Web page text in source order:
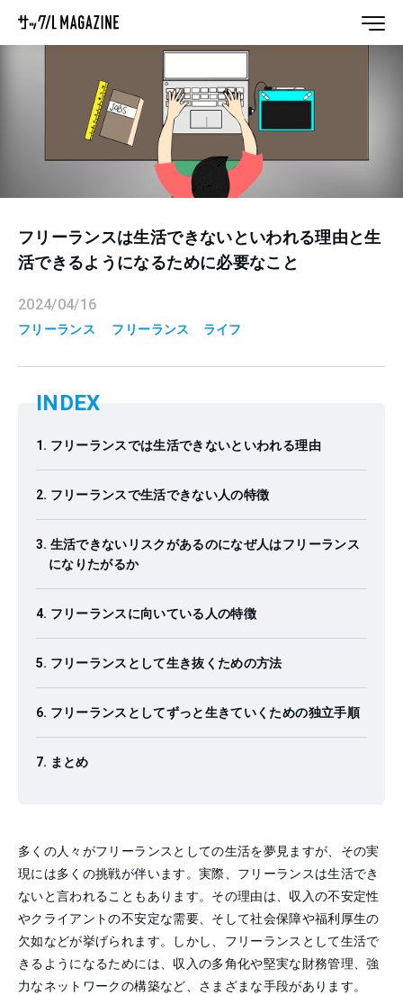
フリーランスは生活できないといわれる理由と生
活できるようになるために必要なこと
2024/04/16
フリーランス フリーランス ライフ
INDEX
フリーランスでは生活できないといわれる理由
フリーランスで生活できない人の特徴
生活できないリスクがあるのになぜ人はフリーランス
になりたがるか
フリーランスに向いている人の特徴
フリーランスとして生き抜くための方法
フリーランスとしてずっと生きていくための独立手順
まとめ
多くの人々がフリーランスとしての生活を夢見ますが、その実
現には多くの挑戦が伴います。実際、フリーランスは生活でき
ないと言われることもあります。その理由は、収入の不安定性
やクライアントの不安定な需要、そして社会保障や福利厚生の
欠如などが挙げられます。しかし、フリーランスとして生活で
きるようになるためには、収入の多角化や堅実な財務管理、強
力なネットワークの構築など、さまざまな手段があります。